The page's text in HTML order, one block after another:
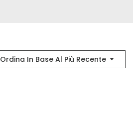
Ordina In Base Al Più Recente